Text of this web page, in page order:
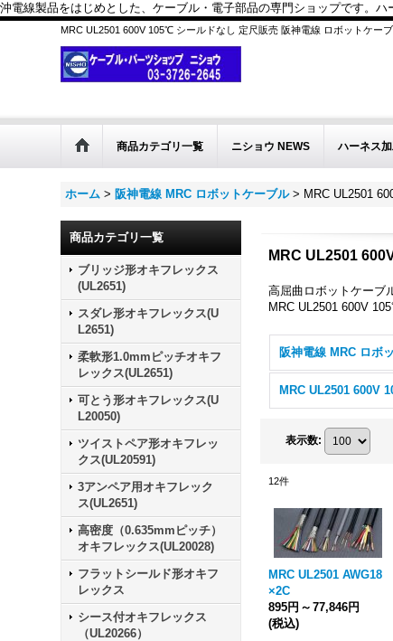
沖電線製品をはじめとした、ケーブル・電子部品の専門ショップです。
MRC UL2501 600V 105℃ シールドなし 定尺販売 阪神電線 ロボットケー
商品カテゴリ一覧 ニショウ NEWS ハーネス
ホーム > 阪神電線 MRC ロボットケーブル > MRC UL2501
商品カテゴリ一覧
ブリッジ形オキフレックス
(UL2651)
スダレ形オキフレックス(U
L2651)
柔軟形1.0mmピッチオキフ
レックス(UL2651)
可とう形オキフレックス(U
L20050)
ツイストペア形オキフレッ
クス(UL20591)
3アンペア用オキフレック
ス(UL2651)
高密度（0.635mmピッチ）
オキフレックス(UL20028)
フラットシールド形オキフ
レックス
シース付オキフレックス
（UL20266）
MRC UL2501
高屈曲ロボットケーブ
MRC UL2501 600V
表示数:
12件
MRC UL2501 AWG18
×2C
895円 ～ 77,846円
(税込)